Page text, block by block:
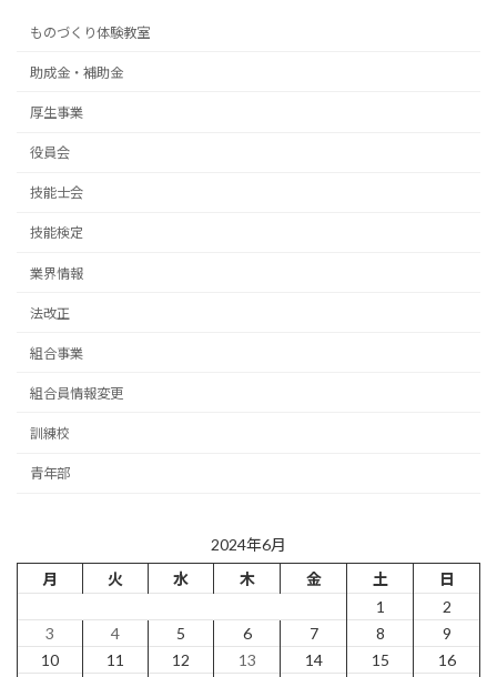
ものづくり体験教室
助成金・補助金
厚生事業
役員会
技能士会
技能検定
業界情報
法改正
組合事業
組合員情報変更
訓練校
青年部
2024年6月
月
火 水 木 金 土
日
1
2
3
4 5 6 7 8
9
10
11 12 13 14 15
16